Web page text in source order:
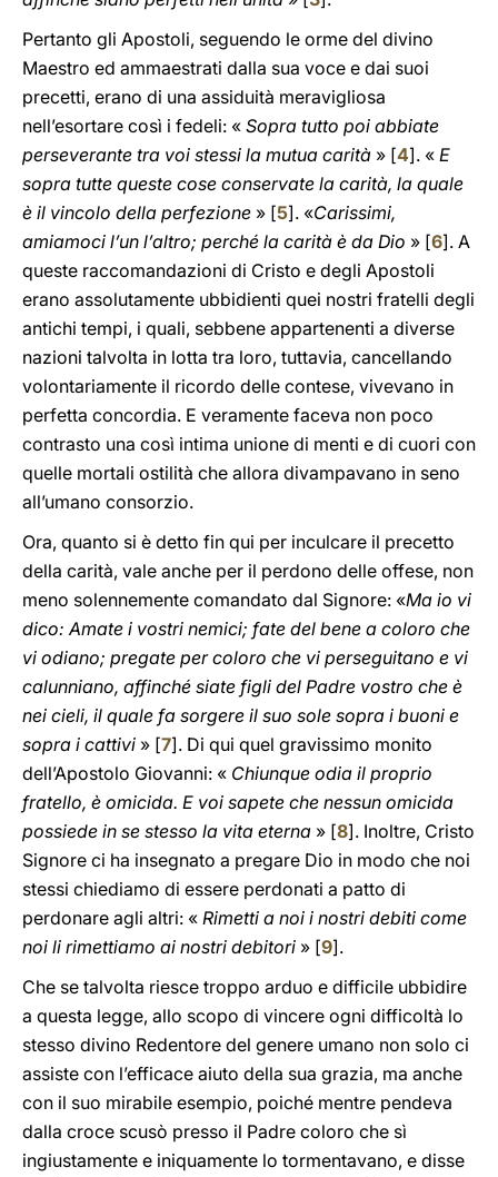
Pertanto gli Apostoli, seguendo le orme del divino
Maestro ed ammaestrati dalla sua voce e dai suoi
precetti, erano di una assiduità meravigliosa
nell’esortare così i fedeli: « Sopra tutto poi abbiate
perseverante tra voi stessi la mutua carità » [4]. « E
sopra tutte queste cose conservate la carità, la quale
è il vincolo della perfezione » [5]. «Carissimi,
amiamoci l’un l’altro; perché la carità è da Dio » [6]. A
queste raccomandazioni di Cristo e degli Apostoli
erano assolutamente ubbidienti quei nostri fratelli degli
antichi tempi, i quali, sebbene appartenenti a diverse
nazioni talvolta in lotta tra loro, tuttavia, cancellando
volontariamente il ricordo delle contese, vivevano in
perfetta concordia. E veramente faceva non poco
contrasto una così intima unione di menti e di cuori con
quelle mortali ostilità che allora divampavano in seno
all’umano consorzio.
Ora, quanto si è detto fin qui per inculcare il precetto
della carità, vale anche per il perdono delle offese, non
meno solennemente comandato dal Signore: «Ma io vi
dico: Amate i vostri nemici; fate del bene a coloro che
vi odiano; pregate per coloro che vi perseguitano e vi
calunniano, affinché siate figli del Padre vostro che è
nei cieli, il quale fa sorgere il suo sole sopra i buoni e
sopra i cattivi » [7]. Di qui quel gravissimo monito
dell’Apostolo Giovanni: « Chiunque odia il proprio
fratello, è omicida. E voi sapete che nessun omicida
possiede in se stesso la vita eterna » [8]. Inoltre, Cristo
Signore ci ha insegnato a pregare Dio in modo che noi
stessi chiediamo di essere perdonati a patto di
perdonare agli altri: « Rimetti a noi i nostri debiti come
noi li rimettiamo ai nostri debitori » [9].
Che se talvolta riesce troppo arduo e difficile ubbidire
a questa legge, allo scopo di vincere ogni difficoltà lo
stesso divino Redentore del genere umano non solo ci
assiste con l’efficace aiuto della sua grazia, ma anche
con il suo mirabile esempio, poiché mentre pendeva
dalla croce scusò presso il Padre coloro che sì
ingiustamente e iniquamente lo tormentavano, e disse